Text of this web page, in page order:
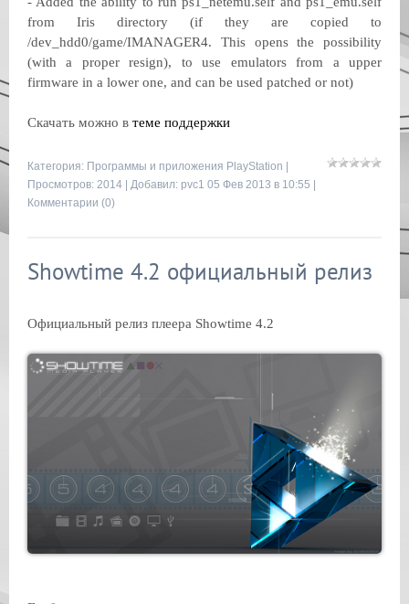
from Iris directory (if they are copied to
/dev_hdd0/game/IMANAGER4. This opens the possibility
(with a proper resign), to use emulators from a upper
firmware in a lower one, and can be used patched or not)
Скачать можно в теме поддержки
Категория: Программы и приложения PlayStation
Просмотров: 2014 | Добавил: pvc1 05 Фев 2013 в 10:55 |
Комментарии (0)
Showtime 4.2 официальный релиз
Официальный релиз плеера Showtime 4.2